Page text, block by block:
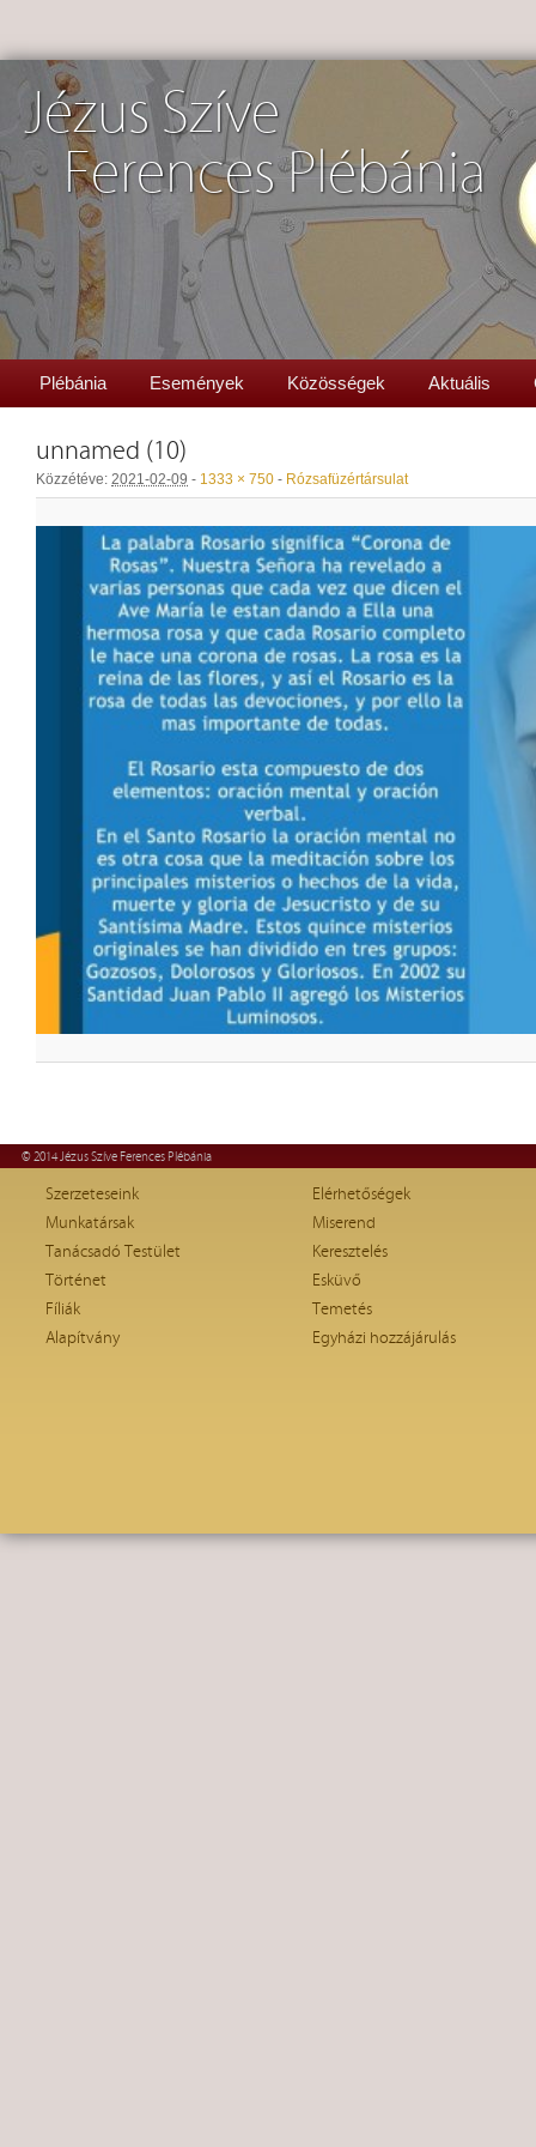
Jézus Szíve
Ferences Plébánia
Plébánia Események Közösségek Aktuális
unnamed (10)
Közzétéve: 2021-02-09 - 1333 × 750 - Rózsafüzértársulat
© 2014 Jézus Szíve Ferences Plébánia
Szerzeteseink
Munkatársak
Tanácsadó Testület
Történet
Fíliák
Alapítvány
Elérhetőségek
Miserend
Keresztelés
Esküvő
Temetés
Egyházi hozzájárulás